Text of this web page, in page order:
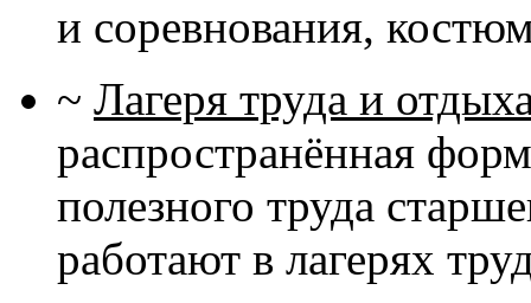
и соревнования,
~ Лагеря труда и
распространённая
полезного труда
работают в лагерях